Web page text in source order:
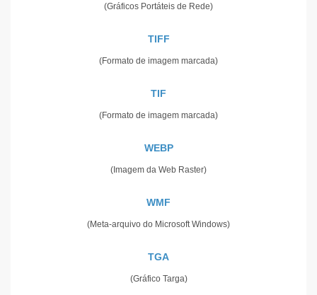
(Gráficos Portáteis de Rede)
TIFF
(Formato de imagem marcada)
TIF
(Formato de imagem marcada)
WEBP
(Imagem da Web Raster)
WMF
(Meta-arquivo do Microsoft Windows)
TGA
(Gráfico Targa)